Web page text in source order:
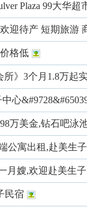
Plaza 99大华超
迎待产 短期旅游
格低
所》3个月1.8万起
心
万美金,钻石吧泳
公寓出租,赴美生
月嫂,欢迎赴美生
民宿